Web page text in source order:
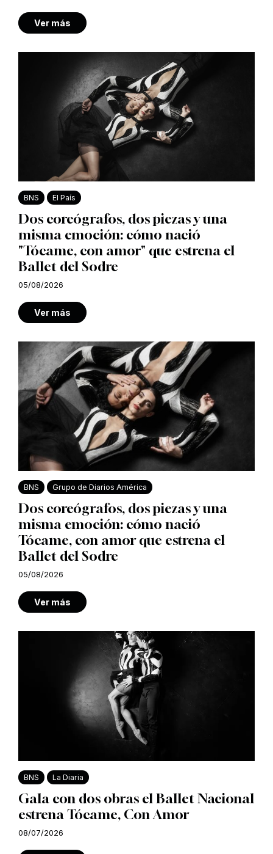
Ver más
BNS El País
Dos coreógrafos, dos piezas y una
misma emoción: cómo nació
"Tócame, con amor" que estrena el
Ballet del Sodre
05/08/2026
Ver más
BNS Grupo de Diarios América
Dos coreógrafos, dos piezas y una
misma emoción: cómo nació
Tócame, con amor que estrena el
Ballet del Sodre
05/08/2026
Ver más
BNS La Diaria
Gala con dos obras el Ballet Nacional
estrena Tócame, Con Amor
08/07/2026